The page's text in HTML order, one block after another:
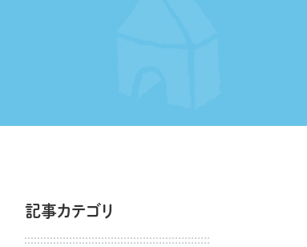
記事カテゴリ